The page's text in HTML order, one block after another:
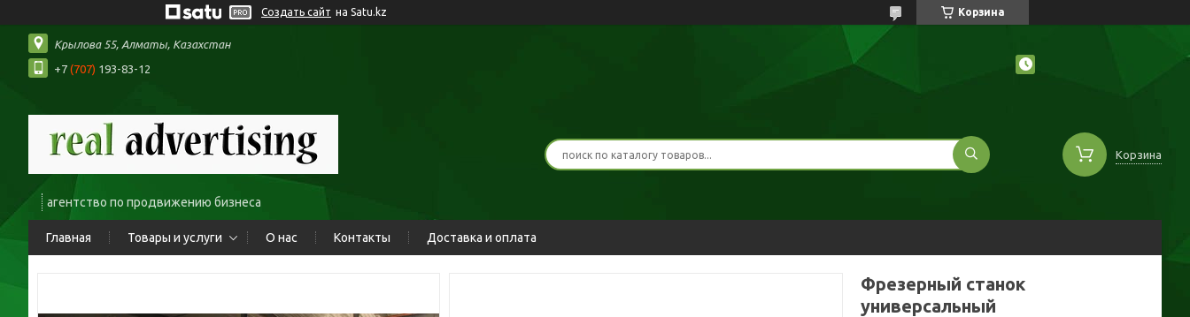
Создать сайт на Satu.kz Корзина
Крылова 55, Алматы, Казахстан
+7 (707) 193-83-12
агентство по продвижению бизнеса
Корзина
Главная Товары и услуги О нас Контакты Доставка и оплата
Фрезерный станок
универсальный